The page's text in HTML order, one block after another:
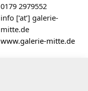
0179 2979552
info [‘at’] galerie-
mitte.de
www.galerie-mitte.de